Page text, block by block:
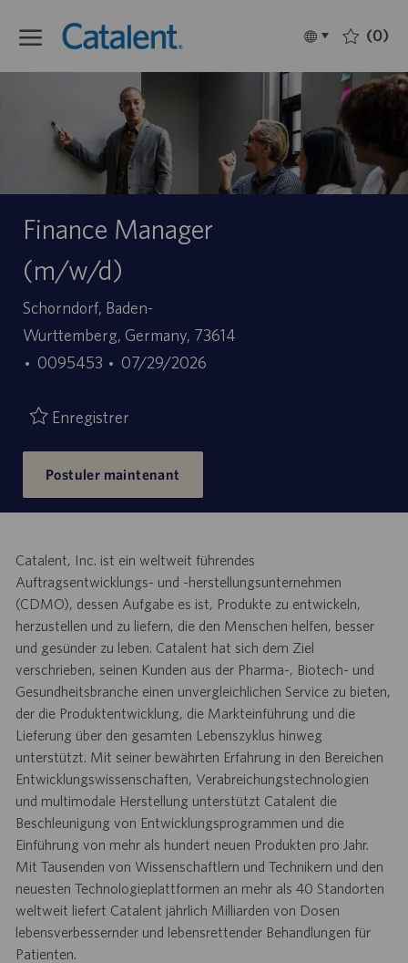
Language
selected
Français (0)
Finance Manager
(m/w/d)
Site
Schorndorf, Baden-
Wurttemberg, Germany, 73614
ID
d’emploi
0095453
Date
publication
07/29/2026
Enregistrer
Postuler maintenant
Catalent, Inc. ist ein weltweit führendes
Auftragsentwicklungs- und -herstellungsunternehmen
(CDMO), dessen Aufgabe es ist, Produkte zu entwickeln,
herzustellen und zu liefern, die den Menschen helfen, besser
und gesünder zu leben. Catalent hat sich dem Ziel
verschrieben, seinen Kunden aus der Pharma-, Biotech- und
Gesundheitsbranche einen unvergleichlichen Service zu bieten,
der die Produktentwicklung, die Markteinführung und die
Lieferung über den gesamten Lebenszyklus hinweg
unterstützt. Mit seiner bewährten Erfahrung in den Bereichen
Entwicklungswissenschaften, Verabreichungstechnologien
und multimodale Herstellung unterstützt Catalent die
Beschleunigung von Entwicklungsprogrammen und die
Einführung von mehr als hundert neuen Produkten pro Jahr.
Mit Tausenden von Wissenschaftlern und Technikern und den
neuesten Technologieplattformen an mehr als 40 Standorten
weltweit liefert Catalent jährlich Milliarden von Dosen
lebensverbessernder und lebensrettender Behandlungen für
Patienten.